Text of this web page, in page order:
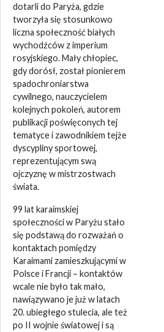
dotarli do Paryża, gdzie
tworzyła się stosunkowo
liczna społeczność białych
wychodźców z imperium
rosyjskiego. Mały chłopiec,
gdy dorósł, został pionierem
spadochroniarstwa
cywilnego, nauczycielem
kolejnych pokoleń, autorem
publikacji poświęconych tej
tematyce i zawodnikiem tejże
dyscypliny sportowej,
reprezentującym swą
ojczyznę w mistrzostwach
świata.
99 lat karaimskiej
społeczności w Paryżu stało
się podstawą do rozważań o
kontaktach pomiędzy
Karaimami zamieszkującymi w
Polsce i Francji – kontaktów
wcale nie było tak mało,
nawiązywano je już w latach
20. ubiegłego stulecia, ale też
po II wojnie światowej i są